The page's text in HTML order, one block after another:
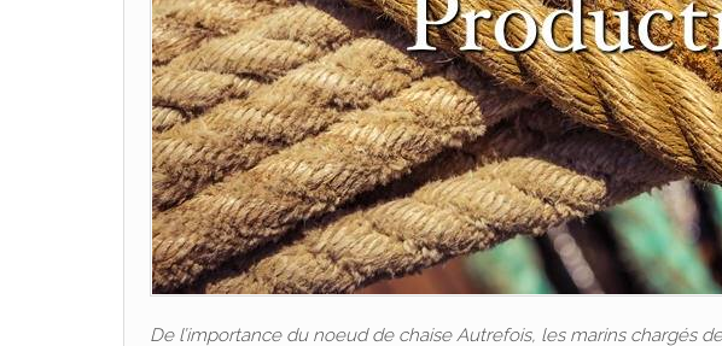
De l’importance du noeud de chaise Autrefois, les marins chargés